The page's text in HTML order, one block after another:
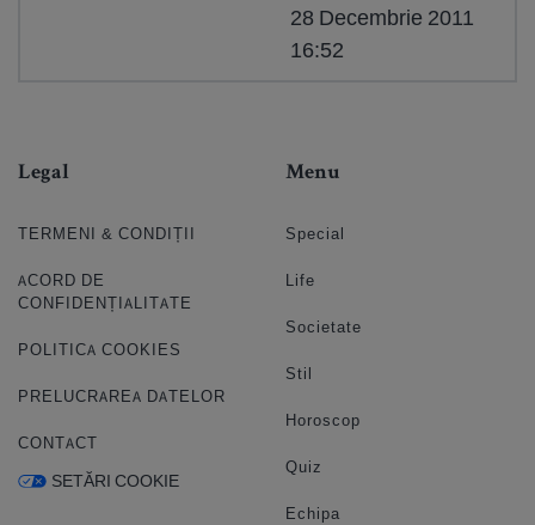
28 Decembrie 2011
16:52
Legal
TERMENI & CONDIȚII
ACORD DE
CONFIDENȚIALITATE
POLITICA COOKIES
PRELUCRAREA DATELOR
CONTACT
SETĂRI COOKIE
Menu
Special
Life
Societate
Stil
Horoscop
Quiz
Echipa